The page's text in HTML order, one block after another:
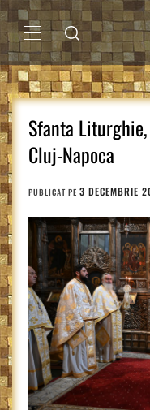
Sari
la
conținutMENIU
PRINCIPAL
Sfanta
Cluj-Napoca
PUBLICAT PE 3 DECEMBRIE